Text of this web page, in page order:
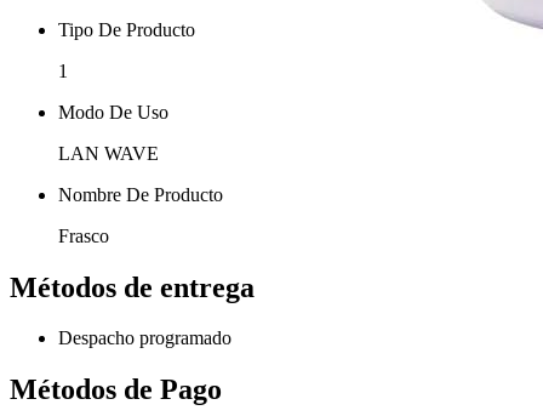
Tipo De Producto
1
Modo De Uso
LAN WAVE
Nombre De Producto
Frasco
Métodos de entrega
Despacho programado
Métodos de Pago